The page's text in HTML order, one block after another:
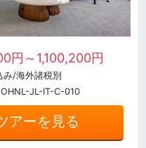
円～1,100,200円
/海外諸税別
JL-IT-C-010
アーを見る